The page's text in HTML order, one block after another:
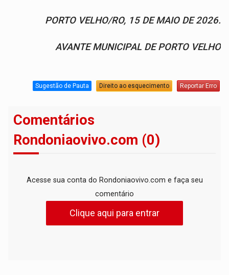
PORTO VELHO/RO, 15 DE MAIO DE 2026.
AVANTE MUNICIPAL DE PORTO VELHO
Sugestão de Pauta Direito ao esquecimento Reportar Erro
Comentários
Rondoniaovivo.com (0)
Acesse sua conta do Rondoniaovivo.com e faça seu
comentário
Clique aqui para entrar